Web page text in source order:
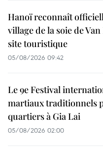
Hanoï reconnaît
village de la soie de
site touristique
05/08/2026 09:42
Le 9e Festival
martiaux traditionnels
quartiers à Gia Lai
05/08/2026 02:00